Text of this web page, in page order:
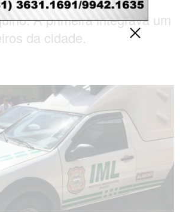
A primeira integrava um
da cidade.